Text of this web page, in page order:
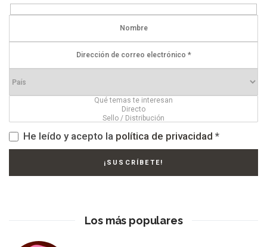
He leído y acepto la política de privacidad *
Los más populares